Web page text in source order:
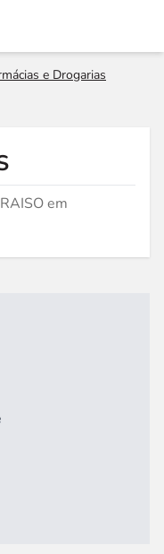
e Drogarias
em